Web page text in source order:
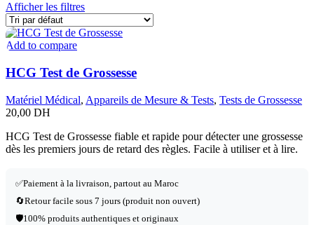
Afficher les filtres
Add to compare
HCG Test de Grossesse
Matériel Médical, Appareils de Mesure & Tests, Tests de Grossesse
20,00 DH
HCG Test de Grossesse fiable et rapide pour détecter une grossesse
dès les premiers jours de retard des règles. Facile à utiliser et à lire.
✅Paiement à la livraison, partout au Maroc
🔄Retour facile sous 7 jours (produit non ouvert)
🛡️100% produits authentiques et originaux